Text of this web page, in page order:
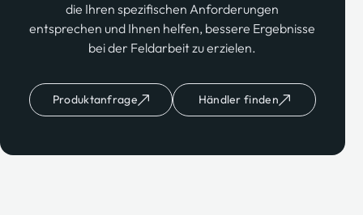
die Ihren spezifischen Anforderungen
entsprechen und Ihnen helfen, bessere Ergebnisse
bei der Feldarbeit zu erzielen.
Produktanfrage Händler finden